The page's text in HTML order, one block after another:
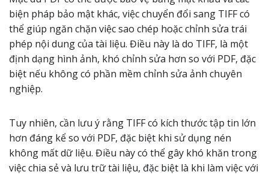
biện pháp bảo mật khác, việc chuyển đổi sang TIFF có
thể giúp ngăn chặn việc sao chép hoặc chỉnh sửa trái
phép nội dung của tài liệu. Điều này là do TIFF, là một
định dạng hình ảnh, khó chỉnh sửa hơn so với PDF, đặc
biệt nếu không có phần mềm chỉnh sửa ảnh chuyên
nghiệp.
Tuy nhiên, cần lưu ý rằng TIFF có kích thước tập tin lớn
hơn đáng kể so với PDF, đặc biệt khi sử dụng nén
không mất dữ liệu. Điều này có thể gây khó khăn trong
việc chia sẻ và lưu trữ tài liệu, đặc biệt là khi làm việc với